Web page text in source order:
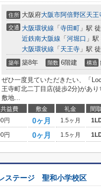
住所 大阪府大阪市阿倍野区天王
交通 大阪環状線 「 寺田町 」駅
近鉄南大阪線 「 河堀口 」
大阪環状線 「 天王寺 」駅
築年 築8年 階数 6階建 構造
ぜひ一度見ていただきたい、「
王寺町北二丁目店(徒歩2分)があ
敷地...
益費 敷金 礼金 間
円 0ヶ月 1.5ヶ月
円 0ヶ月 1.5ヶ月
ステージ 聖和小学校区